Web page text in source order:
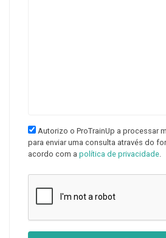
Autorizo o ProTrainUp a processar
para enviar uma consulta através do
acordo com a política de privacidade.